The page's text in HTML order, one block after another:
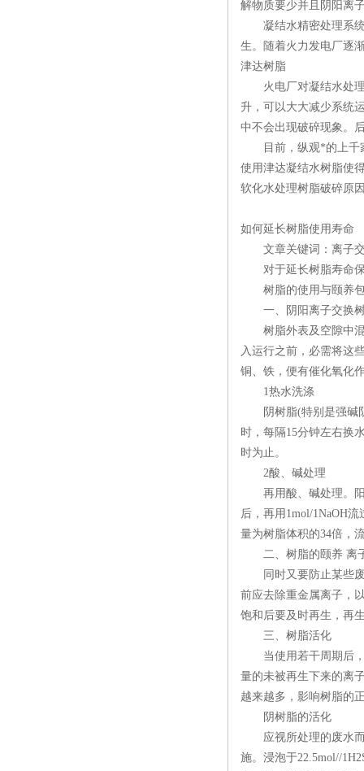
解物质要少并且阴阳离
凝结水精密处理系统
生。随着火力发电厂逐
津达树脂
火电厂对凝结水处理
升，可以大大减少系统
中不会出现破碎现象。
目前，纵观*的上千家
使用津达凝结水树脂使
软化水处理树脂破碎原
如何延长树脂使用寿
文章关键词：离子交
对于延长树脂寿命保
树脂的使用与颐养包
一、阴阳离子交换树
树脂外表及空隙中混
入运行之前，必需将这
铜、铁，便有催化氧化
1热水洗涤
阴树脂(特别是强碱阴
时，每隔15分钟左右换
时为止。
2酸、碱处理
再用酸、碱处理。阳
后，再用1mol/1NaOH
量为树脂体积的34倍，
二、树脂的颐养 离
同时又要防止某些废
前应去除重金属离子，
饱和后要及时再生，再
三、树脂活化
当使用若干周期后，
量的未被再生下来的离
越来越多，影响树脂的
阴树脂的活化
应视所处理的废水而
施。浸泡于22.5mol//